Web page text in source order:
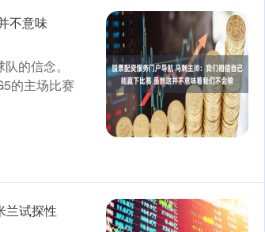
不意味
的信念。
的主场比赛
兰试探性